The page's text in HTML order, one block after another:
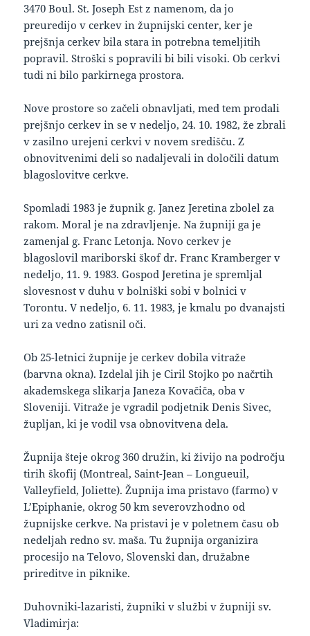
3470 Boul. St. Joseph Est z namenom, da jo
preuredijo v cerkev in župnijski center, ker je
prejšnja cerkev bila stara in potrebna temeljitih
popravil. Stroški s popravili bi bili visoki. Ob cerkvi
tudi ni bilo parkirnega prostora.
Nove prostore so začeli obnavljati, med tem prodali
prejšnjo cerkev in se v nedeljo, 24. 10. 1982, že zbrali
v zasilno urejeni cerkvi v novem središču. Z
obnovitvenimi deli so nadaljevali in določili datum
blagoslovitve cerkve.
Spomladi 1983 je župnik g. Janez Jeretina zbolel za
rakom. Moral je na zdravljenje. Na župniji ga je
zamenjal g. Franc Letonja. Novo cerkev je
blagoslovil mariborski škof dr. Franc Kramberger v
nedeljo, 11. 9. 1983. Gospod Jeretina je spremljal
slovesnost v duhu v bolniški sobi v bolnici v
Torontu. V nedeljo, 6. 11. 1983, je kmalu po dvanajsti
uri za vedno zatisnil oči.
Ob 25-letnici župnije je cerkev dobila vitraže
(barvna okna). Izdelal jih je Ciril Stojko po načrtih
akademskega slikarja Janeza Kovačiča, oba v
Sloveniji. Vitraže je vgradil podjetnik Denis Sivec,
župljan, ki je vodil vsa obnovitvena dela.
Župnija šteje okrog 360 družin, ki živijo na področju
tirih škofij (Montreal, Saint-Jean – Longueuil,
Valleyfield, Joliette). Župnija ima pristavo (farmo) v
L’Epiphanie, okrog 50 km severovzhodno od
župnijske cerkve. Na pristavi je v poletnem času ob
nedeljah redno sv. maša. Tu župnija organizira
procesijo na Telovo, Slovenski dan, družabne
prireditve in piknike.
Duhovniki-lazaristi, župniki v službi v župniji sv.
Vladimirja: